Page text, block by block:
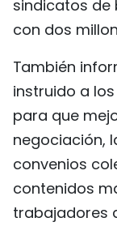
sindicatos de
con dos
También
instruido a
para que
negociación,
convenios
contenidos
trabajadores